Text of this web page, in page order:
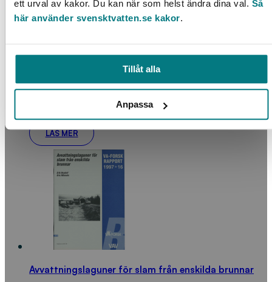
ett urval av kakor. Du kan när som helst ändra dina val. Så
här använder svensktvatten.se kakor.
Tillåt alla
Anpassa
Alternativa avloppssystem i Bergsjön och
LÄS MER
Avvattningslaguner för slam från enskilda brunnar